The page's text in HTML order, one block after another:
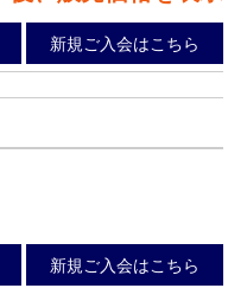
新規ご入会はこちら
新規ご入会はこちら